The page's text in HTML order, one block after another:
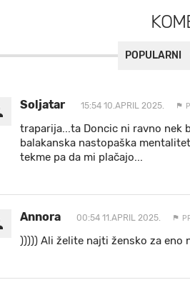
POPULARNI
Soljatar 15:54 10.APRIL 2025.
traparija...ta Doncic ni ravno nek
balakanska nastopaška
tekme pa da mi plačajo...
Annora 00:54 11.APRIL 2025.
))))) Ali želite najti žensko za eno